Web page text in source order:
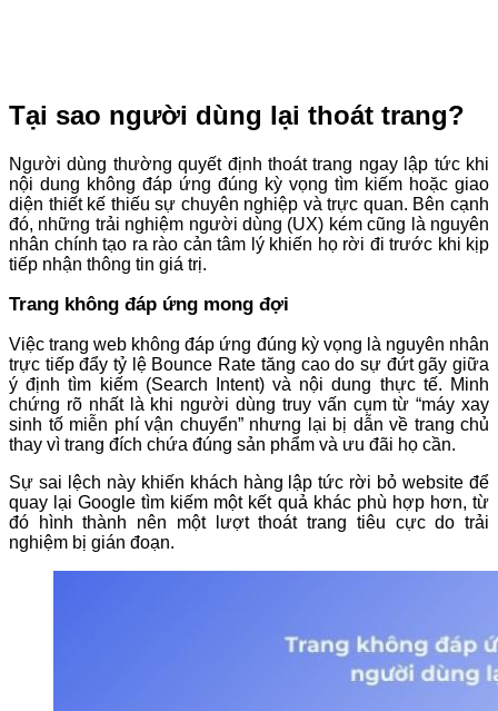
Tại sao người dùng lại thoát trang?
Người dùng thường quyết định thoát trang ngay lập tức khi
nội dung không đáp ứng đúng kỳ vọng tìm kiếm hoặc giao
diện thiết kế thiếu sự chuyên nghiệp và trực quan. Bên cạnh
đó, những trải nghiệm người dùng (UX) kém cũng là nguyên
nhân chính tạo ra rào cản tâm lý khiến họ rời đi trước khi kịp
tiếp nhận thông tin giá trị.
Trang không đáp ứng mong đợi
Việc trang web không đáp ứng đúng kỳ vọng là nguyên nhân
trực tiếp đẩy tỷ lệ Bounce Rate tăng cao do sự đứt gãy giữa
ý định tìm kiếm (Search Intent) và nội dung thực tế. Minh
chứng rõ nhất là khi người dùng truy vấn cụm từ “máy xay
sinh tố miễn phí vận chuyển” nhưng lại bị dẫn về trang chủ
thay vì trang đích chứa đúng sản phẩm và ưu đãi họ cần.
Sự sai lệch này khiến khách hàng lập tức rời bỏ website để
quay lại Google tìm kiếm một kết quả khác phù hợp hơn, từ
đó hình thành nên một lượt thoát trang tiêu cực do trải
nghiệm bị gián đoạn.